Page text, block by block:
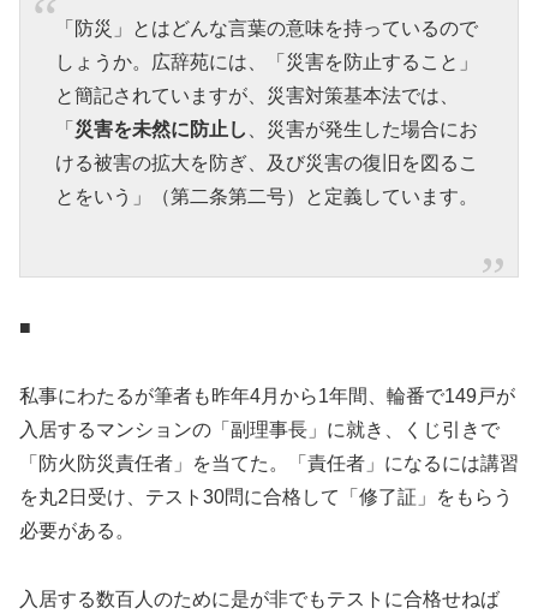
「防災」とはどんな言葉の意味を持っているので
しょうか。広辞苑には、「災害を防止すること」
と簡記されていますが、災害対策基本法では、
「 災害を未然に防止し 、災害が発生した場合にお
ける被害の拡大を防ぎ、及び災害の復旧を図るこ
とをいう」（第二条第二号）と定義しています。
■
私事にわたるが筆者も昨年4月から1年間、輪番で149戸が
入居するマンションの「副理事長」に就き、くじ引きで
「防火防災責任者」を当てた。「責任者」になるには講習
を丸2日受け、テスト30問に合格して「修了証」をもらう
必要がある。
入居する数百人のために是が非でもテストに合格せねば